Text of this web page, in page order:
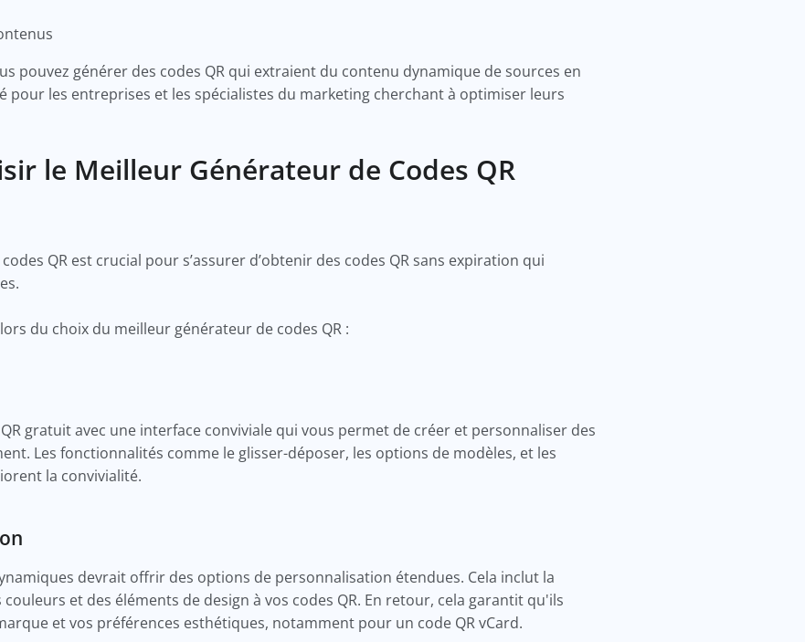
pouvez générer des codes QR qui extraient du contenu dynamique de sources en
pour les entreprises et les spécialistes du marketing cherchant à optimiser leurs
le Meilleur Générateur de Codes QR
QR est crucial pour s’assurer d’obtenir des codes QR sans expiration qui
du choix du meilleur générateur de codes QR :
gratuit avec une interface conviviale qui vous permet de créer et personnaliser des
Les fonctionnalités comme le glisser-déposer, les options de modèles, et les
la convivialité.
devrait offrir des options de personnalisation étendues. Cela inclut la
et des éléments de design à vos codes QR. En retour, cela garantit qu'ils
et vos préférences esthétiques, notamment pour un code QR vCard.